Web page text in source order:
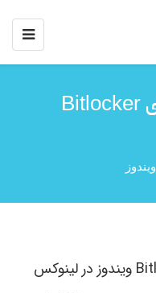
دسترسی به پارتیشن های Bitlocker
ویندوز